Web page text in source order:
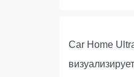
Car Home